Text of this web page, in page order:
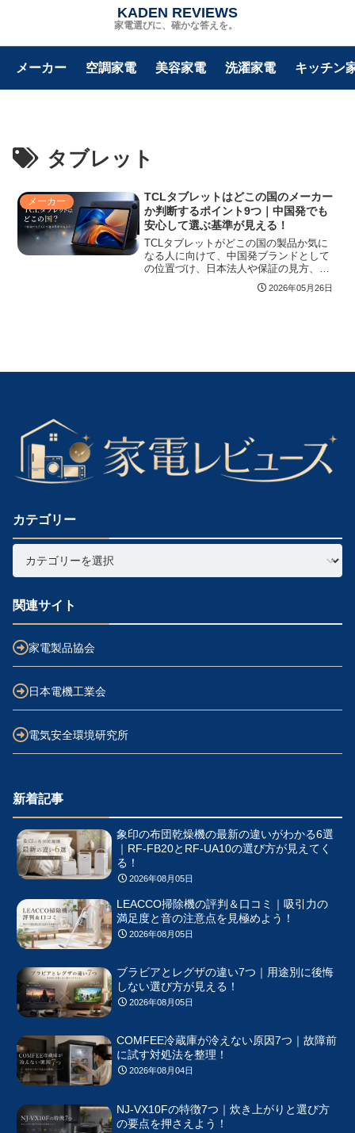
家電選びに、確かな答えを。
KADEN REVIEWS
メーカー 空調家電 美容家電 洗濯家電 キッチン
タブレット
メーカー
TCLタブレットはどこの国のメーカー
か判断するポイント9つ｜中国発でも
安心して選ぶ基準が見える！
TCLタブレットがどこの国の製品か気に
なる人に向けて、中国発ブランドとして
の位置づけ、日本法人や保証の見方、
NXTPAPERなどの特徴、向いている用
途、購入前の注意点を整理しました。安
2026年05月26日
カテゴリー
関連サイト
家電製品協会
日本電機工業会
電気安全環境研究所
新着記事
象印の布団乾燥機の最新の違いがわかる6選
｜RF-FB20とRF-UA10の選び方が見えてく
る！
2026年08月05日
LEACCO掃除機の評判＆口コミ｜吸引力の
満足度と音の注意点を見極めよう！
2026年08月05日
ブラビアとレグザの違い7つ｜用途別に後悔
しない選び方が見える！
2026年08月05日
COMFEE冷蔵庫が冷えない原因7つ｜故障前
に試す対処法を整理！
2026年08月04日
NJ-VX10Fの特徴7つ｜炊き上がりと選び方
の要点を押さえよう！